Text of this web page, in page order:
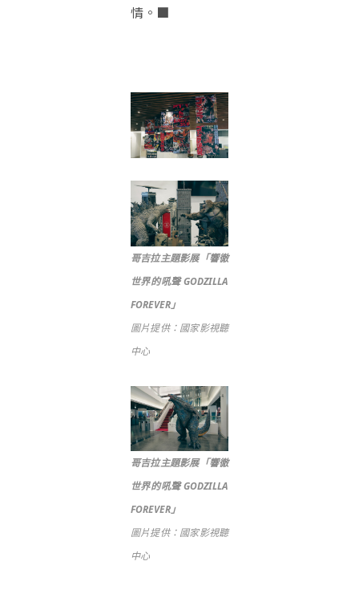
情。■
哥吉拉主題影展「響徹
世界的吼聲 GODZILLA
FOREVER」
圖片提供：國家影視聽
中心
哥吉拉主題影展「響徹
世界的吼聲 GODZILLA
FOREVER」
圖片提供：國家影視聽
中心